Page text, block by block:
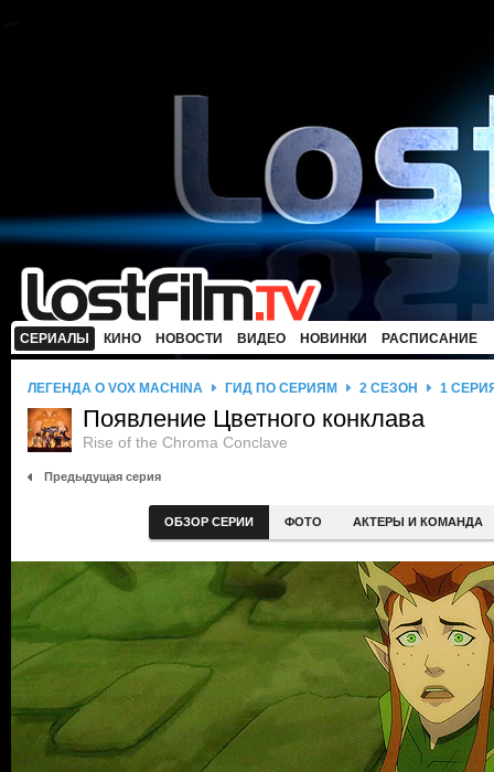
СЕРИАЛЫ КИНО НОВОСТИ ВИДЕО НОВИНКИ РАСПИСАНИЕ
ЛЕГЕНДА О VOX MACHINA ГИД ПО СЕРИЯМ 2 СЕЗОН 1
Появление Цветного конклава
Rise of the Chroma Conclave
Предыдущая серия
ОБЗОР СЕРИИ ФОТО АКТЕРЫ И КОМАНДА